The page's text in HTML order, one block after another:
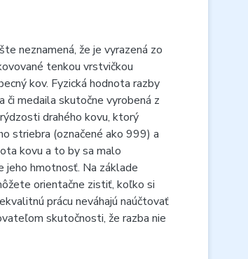
neznamená, že je vyrazená zo
tenkou vrstvičkou
kov. Fyzická hodnota razby
či medaila skutočne vyrobená z
drahého kovu, ktorý
striebra (označené ako 999) a
kovu a to by sa malo
jeho hmotnosť. Na základe
orientačne zistiť, koľko si
prácu neváhajú naúčtovať
skutočnosti, že razba nie